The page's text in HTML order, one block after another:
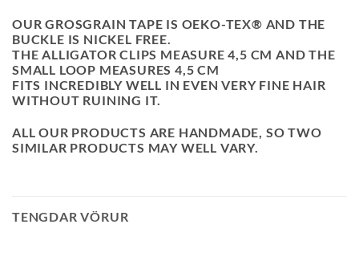
OUR GROSGRAIN TAPE IS OEKO-TEX® AND THE
BUCKLE IS NICKEL FREE.
THE ALLIGATOR CLIPS MEASURE 4,5 CM AND THE
SMALL LOOP MEASURES 4,5 CM
FITS INCREDIBLY WELL IN EVEN VERY FINE HAIR
WITHOUT RUINING IT.
ALL OUR PRODUCTS ARE HANDMADE, SO TWO
SIMILAR PRODUCTS MAY WELL VARY.
TENGDAR VÖRUR